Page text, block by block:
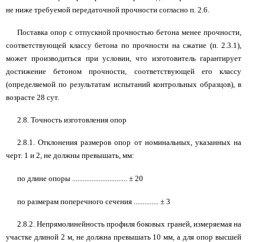
не ниже требуемой передаточной прочности согласно п. 2.6.
Поставка опор с отпускной прочностью бетона менее прочности,
соответствующей классу бетона по прочности на сжатие (п. 2.3.1),
может производиться при условии, что изготовитель гарантирует
достижение бетоном прочности, соответствующей его классу
(определяемой по результатам испытаний контрольных образцов), в
возрасте 28 сут.
2.8. Точность изготовления опор
2.8.1. Отклонения размеров опор от номинальных, указанных на
черт. 1 и 2, не должны превышать, мм:
по длине опоры ............................... ± 20
по размерам поперечного сечения .............. ± 3
2.8.2. Непрямолинейность профиля боковых граней, измеряемая на
участке длиной 2 м, не должна превышать 10 мм, а для опор высшей